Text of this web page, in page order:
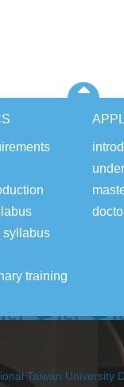
syllabus
training
Taiwan University